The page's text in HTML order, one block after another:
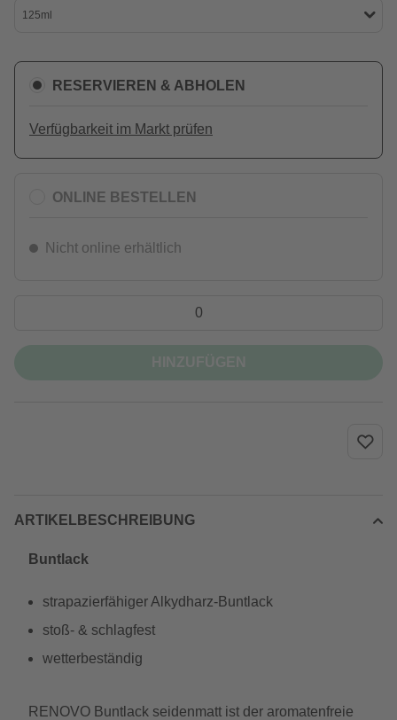
125ml
RESERVIEREN & ABHOLEN
Verfügbarkeit im Markt prüfen
ONLINE BESTELLEN
Nicht online erhältlich
ARTIKELBESCHREIBUNG
Buntlack
strapazierfähiger Alkydharz-Buntlack
stoß- & schlagfest
wetterbeständig
RENOVO Buntlack seidenmatt ist der aromatenfreie